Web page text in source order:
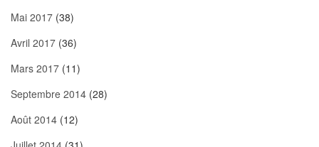
Mai 2017 (38)
Avril 2017 (36)
Mars 2017 (11)
Septembre 2014 (28)
Août 2014 (12)